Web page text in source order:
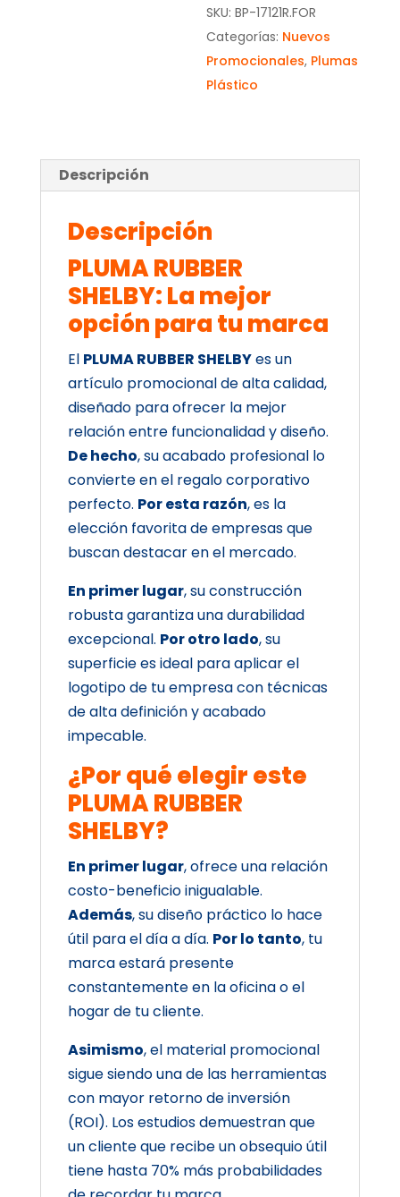
SKU:BP-17121R.FOR
Categorías: Nuevos
Promocionales, Plumas
Plástico
Descripción
Descripción
PLUMA RUBBER
SHELBY: La mejor
opción para tu marca
El PLUMA RUBBER SHELBYes un
artículo promocional de alta calidad,
diseñado para ofrecer la mejor
relación entre funcionalidad y diseño.
De hecho, su acabado profesional lo
convierte en el regalo corporativo
perfecto. Por esta razón, es la
elección favorita de empresas que
buscan destacar en el mercado.
En primer lugar, su construcción
robusta garantiza una durabilidad
excepcional. Por otro lado, su
superficie es ideal para aplicar el
logotipo de tu empresa con técnicas
de alta definición y acabado
impecable.
¿Por qué elegir este
PLUMA RUBBER
SHELBY?
En primer lugar, ofrece una relación
costo-beneficio inigualable.
Además, su diseño práctico lo hace
útil para el día a día. Por lo tanto, tu
marca estará presente
constantemente en la oficina o el
hogar de tu cliente.
Asimismo, el material promocional
sigue siendo una de las herramientas
con mayor retorno de inversión
(ROI). Los estudios demuestran que
un cliente que recibe un obsequio útil
tiene hasta 70% más probabilidades